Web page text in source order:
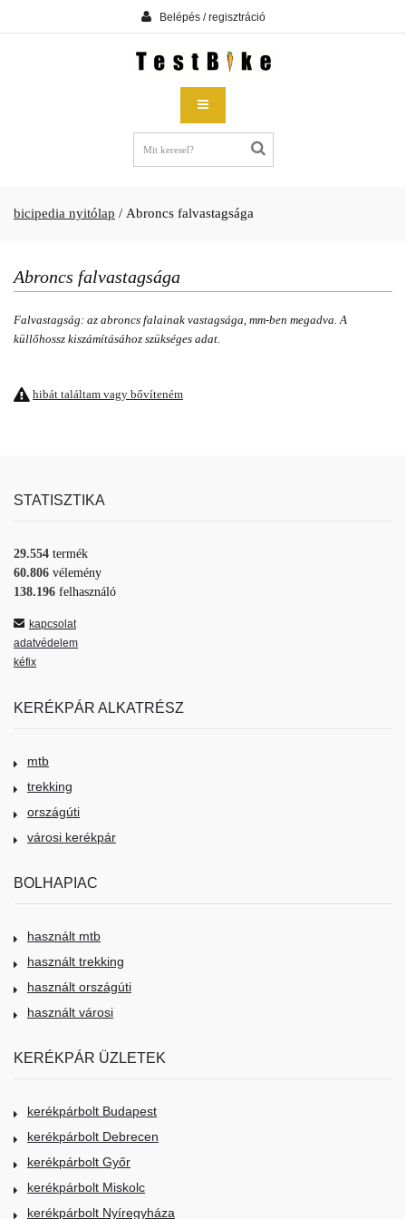
Belépés / regisztráció
bicipedia nyitólap / Abroncs falvastagsága
Abroncs falvastagsága
Falvastagság: az abroncs falainak vastagsága, mm-ben megadva. A
küllőhossz kiszámításához szükséges adat.
hibát találtam vagy bővíteném
STATISZTIKA
29.554 termék
60.806 vélemény
138.196 felhasználó
kapcsolat
adatvédelem
kéfix
KERÉKPÁR ALKATRÉSZ
mtb
trekking
országúti
városi kerékpár
BOLHAPIAC
használt mtb
használt trekking
használt országúti
használt városi
KERÉKPÁR ÜZLETEK
kerékpárbolt Budapest
kerékpárbolt Debrecen
kerékpárbolt Győr
kerékpárbolt Miskolc
kerékpárbolt Nyíregyháza